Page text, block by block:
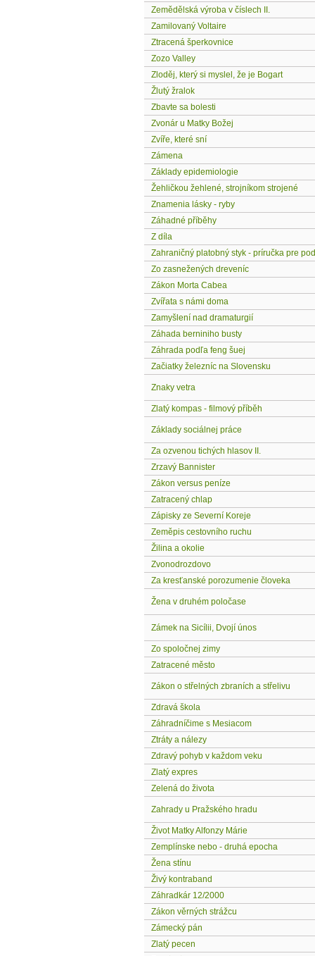
Zemědělská výroba v číslech II.
Zamilovaný Voltaire
Ztracená šperkovnice
Zozo Valley
Zloděj, který si myslel, že je Bogart
Žlutý žralok
Zbavte sa bolesti
Zvonár u Matky Božej
Zvíře, které sní
Zámena
Základy epidemiologie
Žehličkou žehlené, strojníkom strojené
Znamenia lásky - ryby
Záhadné příběhy
Z díla
Zahraničný platobný styk - príručka pre
Zo zasnežených dreveníc
Zákon Morta Cabea
Zvířata s námi doma
Zamyšlení nad dramaturgií
Záhada berniniho busty
Záhrada podľa feng šuej
Začiatky železníc na Slovensku
Znaky vetra
Zlatý kompas - filmový příběh
Základy sociálnej práce
Za ozvenou tichých hlasov II.
Zrzavý Bannister
Zákon versus peníze
Zatracený chlap
Zápisky ze Severní Koreje
Zeměpis cestovního ruchu
Žilina a okolie
Zvonodrozdovo
Za kresťanské porozumenie človeka
Žena v druhém poločase
Zámek na Sicílii, Dvojí únos
Zo spoločnej zimy
Zatracené město
Zákon o střelných zbraních a střelivu
Zdravá škola
Záhradníčime s Mesiacom
Ztráty a nálezy
Zdravý pohyb v každom veku
Zlatý expres
Zelená do života
Zahrady u Pražského hradu
Život Matky Alfonzy Márie
Zemplínske nebo - druhá epocha
Žena stínu
Živý kontraband
Záhradkár 12/2000
Zákon věrných strážcu
Zámecký pán
Zlatý pecen